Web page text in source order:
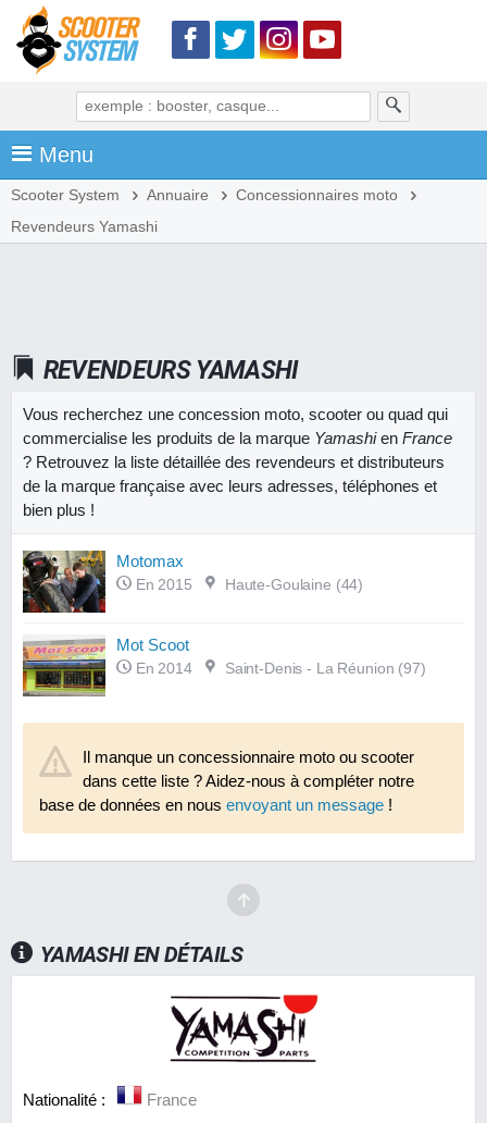
Menu
Scooter System Annuaire
Concessionnaires moto
Revendeurs Yamashi
REVENDEURS YAMASHI
Vous recherchez une concession moto, scooter ou quad qui
commercialise les produits de la marque Yamashien France
? Retrouvez la liste détaillée des revendeurs et distributeurs
de la marque française avec leurs adresses, téléphones et
bien plus !
Motomax
En 2015 Haute-Goulaine (44)
Mot Scoot
En 2014 Saint-Denis - La Réunion (97)
Il manque un concessionnaire moto ou scooter
dans cette liste ? Aidez-nous à compléter notre
base de données en nous envoyant un message !
YAMASHI EN DÉTAILS
Nationalité : France